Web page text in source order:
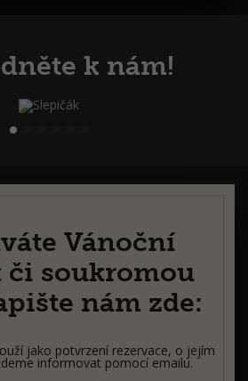
k nám!
Vánoční
či soukromou
nám zde:
jako potvrzení rezervace, o jejím
informovat pomocí emailu.